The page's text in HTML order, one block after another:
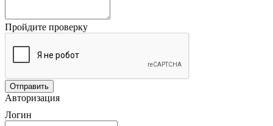
Пройдите проверку
Авторизация
Логин